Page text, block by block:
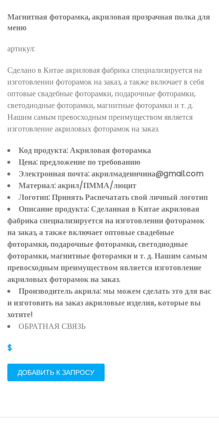
Магнитная фоторамка, акриловая прозрачная полка для
меню
артикул:
Сделано в Китае акриловая фабрика специализируется на
изготовлении фоторамок на заказ, а также включает в себя
оптовые свадебные фоторамки, подарочные фоторамки,
светодиодные фоторамки, магнитные фоторамки и т. д.
Нашим самым превосходным преимуществом является
изготовление акриловых фоторамок на заказ.
Код продукта: Акриловая фоторамка
Цена: предложение по требованию
Электронная почта: акрилмадеинчина@gmail.com
Материал: акрил/ПММА/люцит
Логотип: Принять Распечатать свой личный логотип
Описание продукта: Сделанная в Китае акриловая
фабрика специализируется на изготовлении фоторамок
на заказ, а также включает оптовые свадебные
фоторамки, подарочные фоторамки, светодиодные
фоторамки, магнитные фоторамки и т. д. Нашим самым
превосходным преимуществом является изготовление
акриловых фоторамок на заказ.
Производитель акрила: мы можем сделать это для вас
и изготовить на заказ акриловые изделия, которые вы
хотите!
ОБРАТНАЯ СВЯЗЬ
$
ДОБАВИТЬ К ЗАПРОСУ